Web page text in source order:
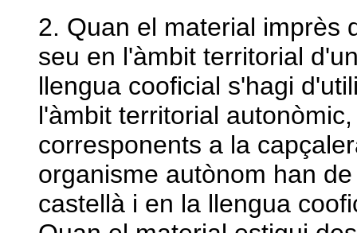
2. Quan el material imprès
seu en l'àmbit territorial
llengua cooficial s'hagi
l'àmbit territorial
corresponents a la
organisme autònom han
castellà i en la llengua